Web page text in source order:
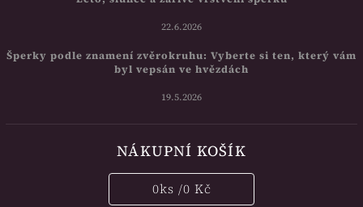
22.6.2026
Šperky podle znamení zvěrokruhu: Vyberte si ten, který vám
byl vepsán ve hvězdách
19.5.2026
NÁKUPNÍ KOŠÍK
0ks /0 Kč